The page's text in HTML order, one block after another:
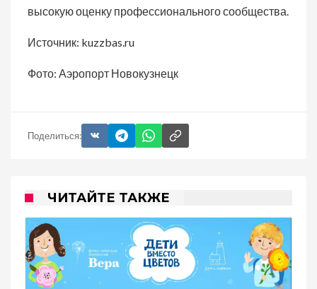
высокую оценку профессионального сообщества.
Источник: kuzzbas.ru
Фото: Аэропорт Новокузнецк
Поделиться:
ЧИТАЙТЕ ТАКЖЕ